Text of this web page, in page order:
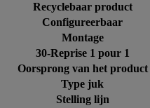
Recyclebaar product
Configureerbaar
Montage
30-Reprise 1 pour 1
Oorsprong van het product
Type juk
Stelling lijn